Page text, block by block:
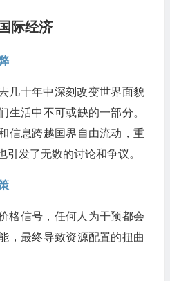
际经济
几十年中深刻改变世界面貌
生活中不可或缺的一部分。
信息跨越国界自由流动，重
引发了无数的讨论和争议。
格信号，任何人为干预都会
，最终导致资源配置的扭曲